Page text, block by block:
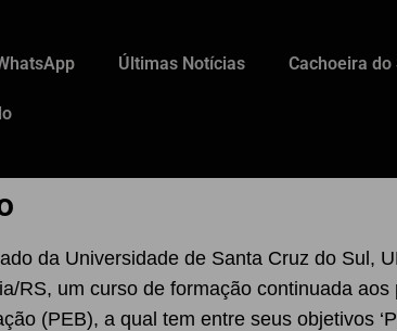
Últimas Notícias Cachoeira do
da Universidade de Santa Cruz do Sul,
RS, um curso de formação continuada
(PEB), a qual tem entre seus objetivos